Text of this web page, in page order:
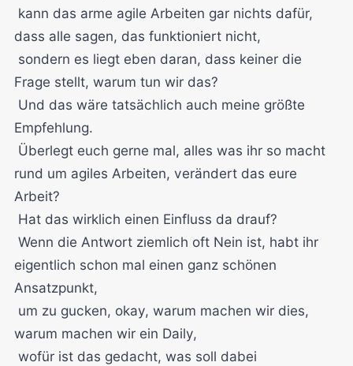
kann das arme agile Arbeiten gar nichts dafür,
dass alle sagen, das funktioniert nicht,
sondern es liegt eben daran, dass keiner die
Frage stellt, warum tun wir das?
Und das wäre tatsächlich auch meine größte
Empfehlung.
Überlegt euch gerne mal, alles was ihr so macht
rund um agiles Arbeiten, verändert das eure
Arbeit?
Hat das wirklich einen Einfluss da drauf?
Wenn die Antwort ziemlich oft Nein ist, habt ihr
eigentlich schon mal einen ganz schönen
Ansatzpunkt,
um zu gucken, okay, warum machen wir dies,
warum machen wir ein Daily,
wofür ist das gedacht, was soll dabei